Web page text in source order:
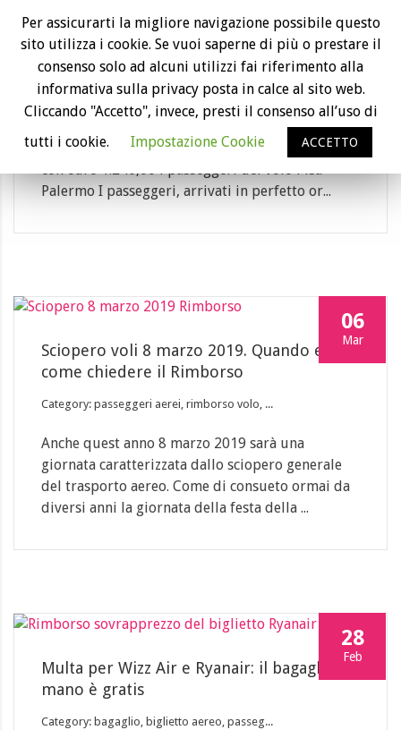
23
Mag
Rimborso volo cancellato Ryanair
Category: rimborso volo
Il giudice di pace di Milano con sentenza
10817/2018 ha condannato Ryanair a risarcire
Palermo I passeggeri, arrivati in perfetto or...
06
Mar
Sciopero voli 8 marzo 2019. Quando e
come chiedere il Rimborso
Category: passeggeri aerei, rimborso volo, ...
Anche quest anno 8 marzo 2019 sarà una
giornata caratterizzata dallo sciopero generale
del trasporto aereo. Come di consueto ormai da
diversi anni la giornata della festa della ...
28
Feb
Multa per Wizz Air e Ryanair: il bagaglio a
mano è gratis
Category: bagaglio, biglietto aereo, passeg...
Per assicurarti la migliore navigazione possibile questo
sito utilizza i cookie. Se vuoi saperne di più o prestare il
consenso solo ad alcuni utilizzi fai riferimento alla
informativa sulla privacy posta in calce al sito web.
Cliccando "Accetto", invece, presti il consenso all’uso di
tutti i cookie.
Impostazione Cookie ACCETTO